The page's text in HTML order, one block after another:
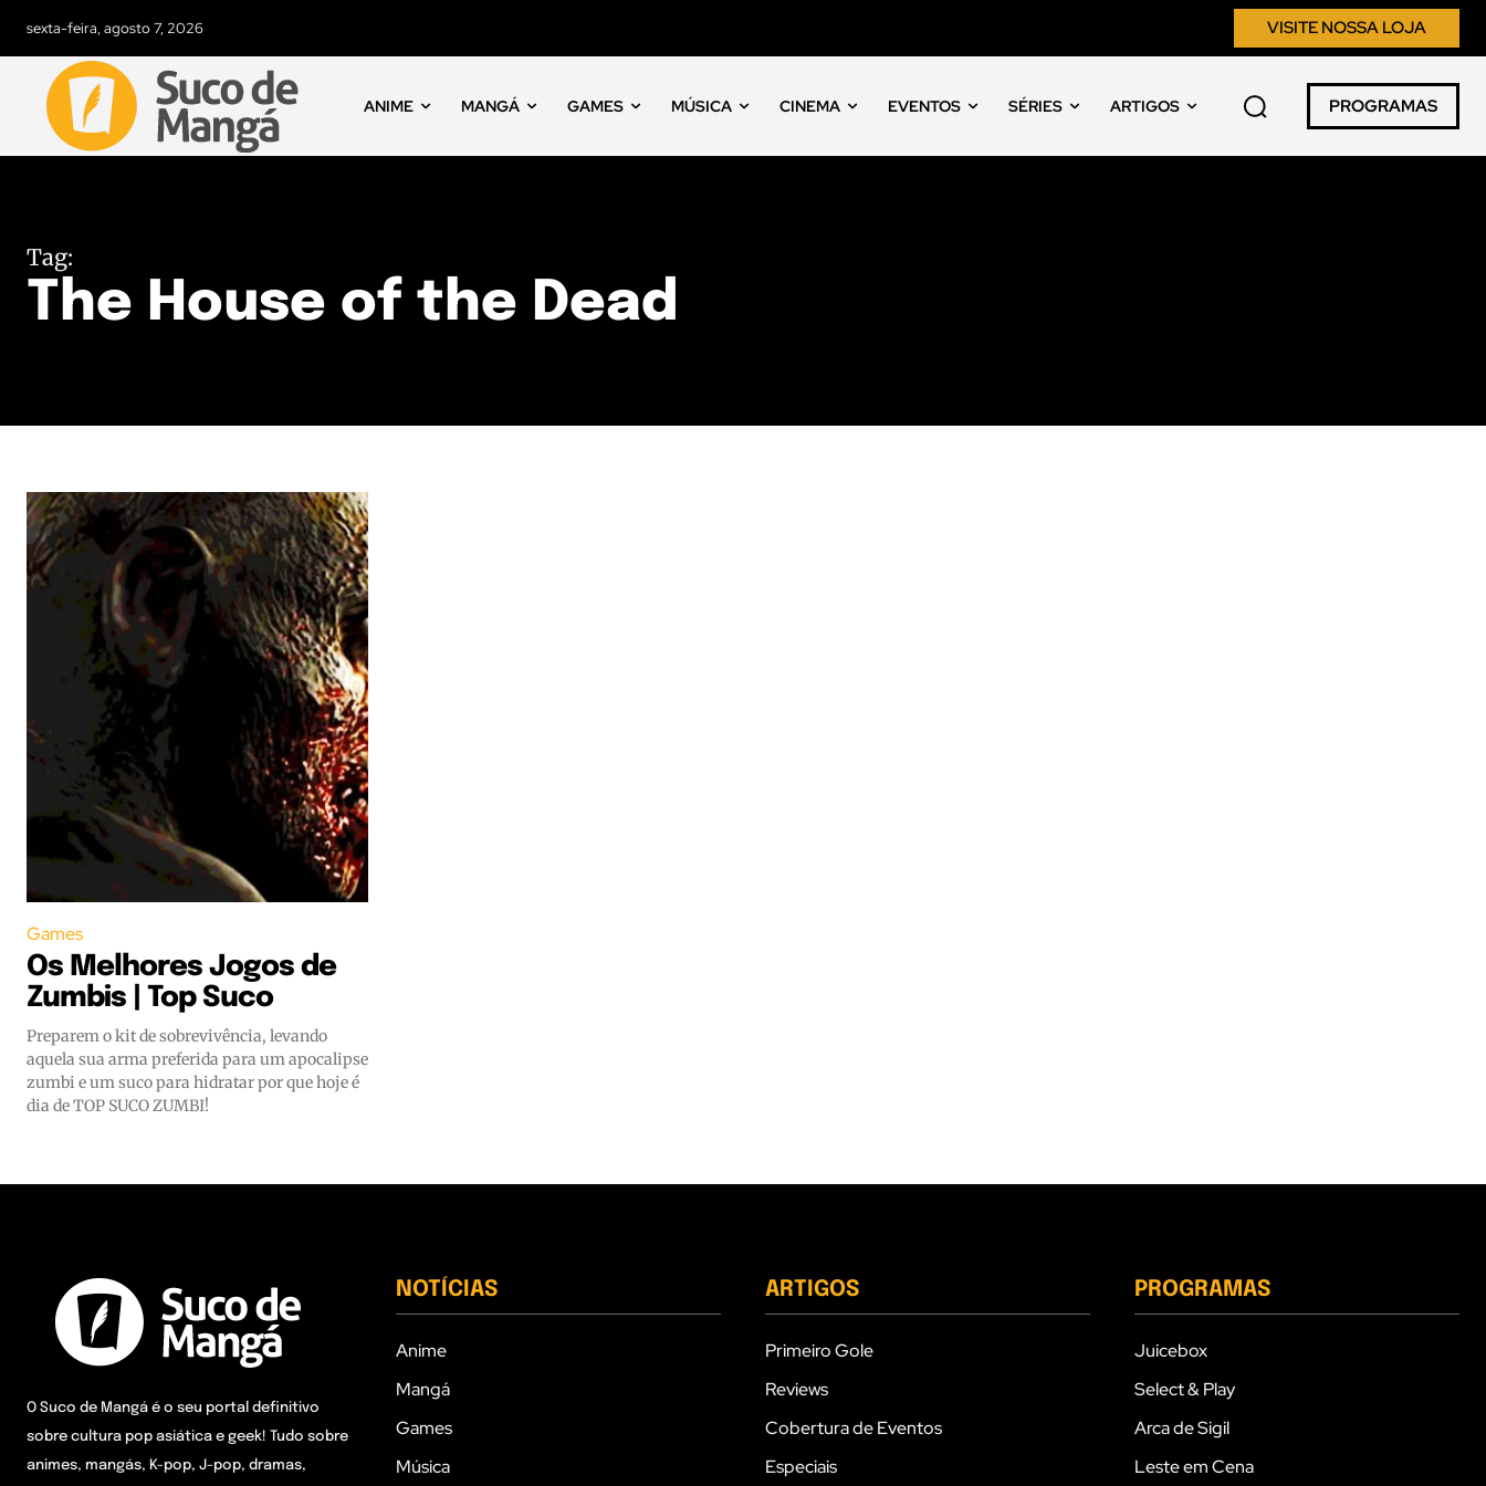
sexta-feira, agosto 7, 2026 VISITE NOSSA LOJA
ANIME MANGÁ GAMES MÚSICA CINEMA EVENTOS SÉRIES ARTIGOS PROGRAMAS
Tag:
The House of the Dead
Games
Os Melhores Jogos de
Zumbis | Top Suco
Preparem o kit de sobrevivência, levando
aquela sua arma preferida para um apocalipse
zumbi e um suco para hidratar por que hoje é
dia de TOP SUCO ZUMBI!
O Suco de Mangá é o seu portal definitivo
sobre cultura pop asiática e geek! Tudo sobre
animes, mangás, K-pop, J-pop, dramas,
NOTÍCIAS
Anime
Mangá
Games
Música
ARTIGOS
Primeiro Gole
Reviews
Cobertura de Eventos
Especiais
PROGRAMAS
Juicebox
Select & Play
Arca de Sigil
Leste em Cena